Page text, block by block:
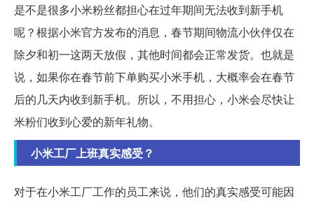
是不是很多小米粉丝都担心在过年期间无法收到新手机
呢？根据小米官方发布的消息，春节期间物流小伙伴仅在
除夕和初一这两天放假，其他时间都会正常发货。也就是
说，如果你在春节前下单购买小米手机，大概率会在春节
后的几天内收到新手机。所以，不用担心，小米会尽快让
米粉们收到心爱的新年礼物。
小米工厂上班真实感受？
对于在小米工厂工作的员工来说，他们的真实感受可能因